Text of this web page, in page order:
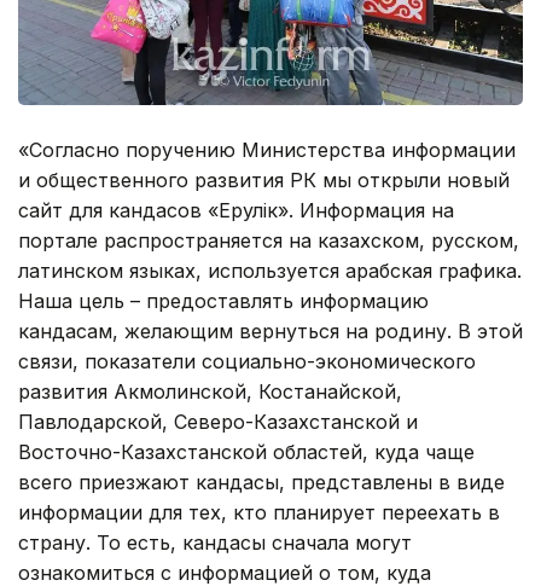
«Согласно поручению Министерства информации
и общественного развития РК мы открыли новый
сайт для кандасов «Ерулік». Информация на
портале распространяется на казахском, русском,
латинском языках, используется арабская графика.
Наша цель – предоставлять информацию
кандасам, желающим вернуться на родину. В этой
связи, показатели социально-экономического
развития Акмолинской, Костанайской,
Павлодарской, Северо-Казахстанской и
Восточно-Казахстанской областей, куда чаще
всего приезжают кандасы, представлены в виде
информации для тех, кто планирует переехать в
страну. То есть, кандасы сначала могут
ознакомиться с информацией о том, куда